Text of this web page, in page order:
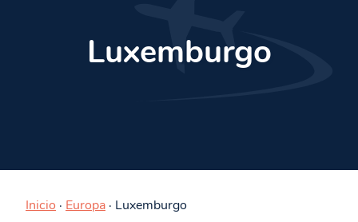
Luxemburgo
Inicio · Europa · Luxemburgo